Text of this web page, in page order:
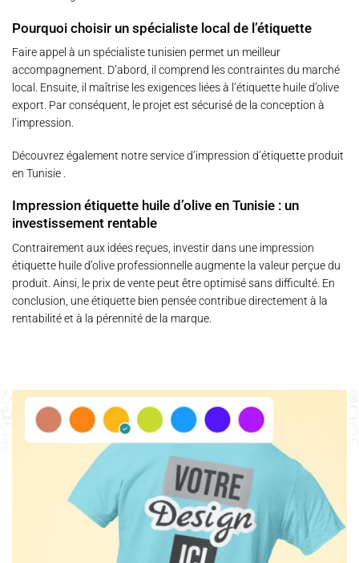
Pourquoi choisir un spécialiste local de l’étiquette
Faire appel à un spécialiste tunisien permet un meilleur
accompagnement. D’abord, il comprend les contraintes du marché
local. Ensuite, il maîtrise les exigences liées à l’étiquette huile d’olive
export. Par conséquent, le projet est sécurisé de la conception à
l’impression.
Découvrez également notre serviced’impression d’étiquette produit
en Tunisie
Impression étiquette huile d’olive en Tunisie : un
investissement rentable
Contrairement aux idées reçues, investir dans une impression
étiquette huile d’olive professionnelle augmente la valeur perçue du
produit. Ainsi, le prix de vente peut être optimisé sans difficulté. En
conclusion, une étiquette bien pensée contribue directement à la
rentabilité et à la pérennité de la marque.